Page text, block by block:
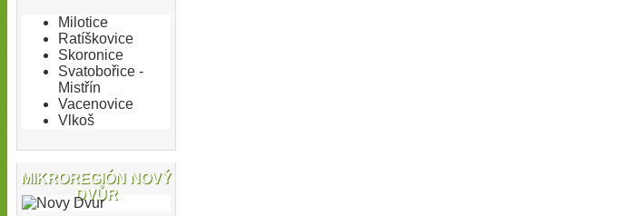
Milotice
Ratíškovice
Skoronice
Svatobořice -
Mistřín
Vacenovice
Vlkoš
MIKROREGIÓN NOVÝ
DVŮR